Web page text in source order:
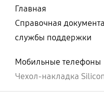
Главная
Справочная
службы поддержки
Мобильные телефоны
Чехол-накладка